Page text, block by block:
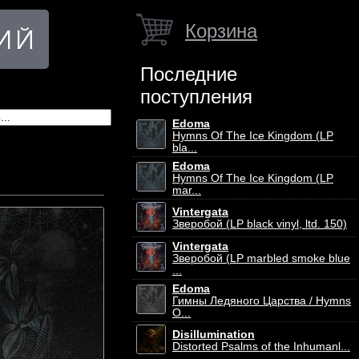
Корзина
Последние
поступления
Edoma
Hymns Of The Ice Kingdom (LP
bla...
Edoma
Hymns Of The Ice Kingdom (LP
mar...
Vintergata
Зверобой (LP black vinyl, ltd. 150)
Vintergata
Зверобой (LP marbled smoke blue
...
Edoma
Гимны Ледяного Царства / Hymns
O...
Disillumination
Distorted Psalms of the Inhumanl...